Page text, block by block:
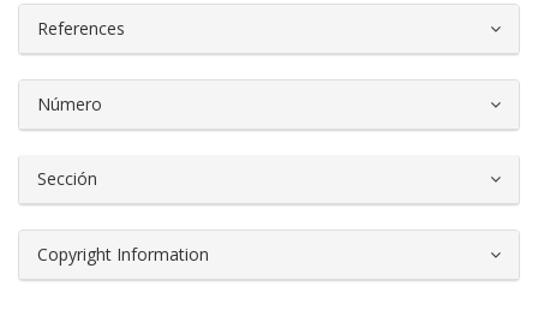
References
Número
Sección
Copyright Information